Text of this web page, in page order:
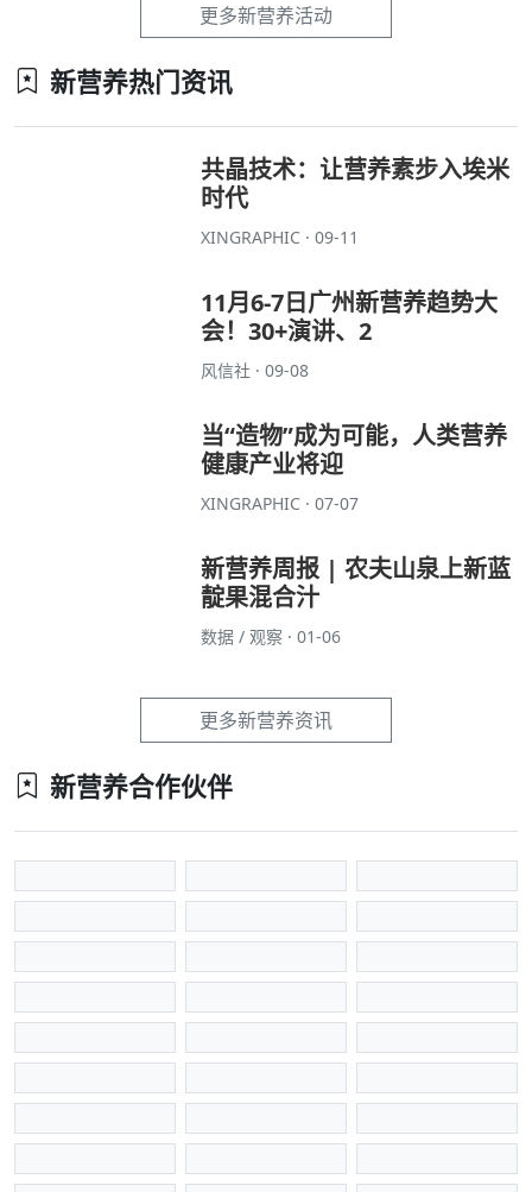
更多新营养活动
新营养热门资讯
共晶技术：让营养素步入埃米
时代
XINGRAPHIC · 09-11
11月6-7日广州新营养趋势大
会！30+演讲、2
风信社 · 09-08
当“造物”成为可能，人类营养
健康产业将迎
XINGRAPHIC · 07-07
新营养周报 | 农夫山泉上新蓝
靛果混合汁
数据 / 观察 · 01-06
更多新营养资讯
新营养合作伙伴